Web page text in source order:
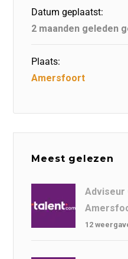
k
Datum geplaatst:
2 maanden geleden
Plaats:
Amersfoort
Meest gelezen
Adviseur
12